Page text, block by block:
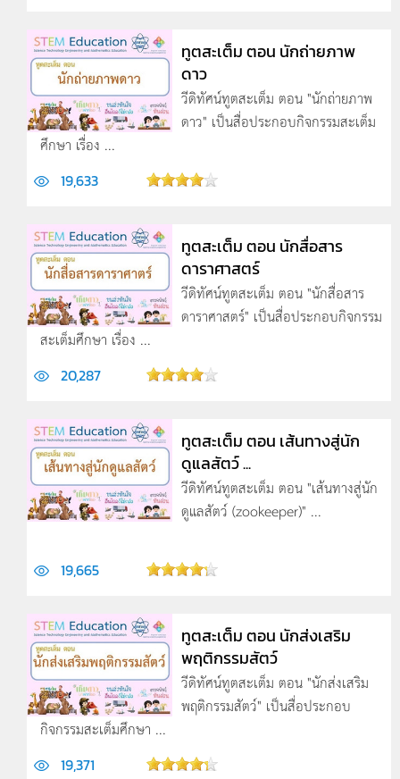
ทูตสะเต็ม ตอน นักถ่ายภาพ
ดาว
วีดิทัศน์ทูตสะเต็ม ตอน "นักถ่ายภาพ
ดาว" เป็นสื่อประกอบกิจกรรมสะเต็ม
ศึกษา เรื่อง ...
19,633
ทูตสะเต็ม ตอน นักสื่อสาร
ดาราศาสตร์
วีดิทัศน์ทูตสะเต็ม ตอน "นักสื่อสาร
ดาราศาสตร์" เป็นสื่อประกอบกิจกรรม
สะเต็มศึกษา เรื่อง ...
20,287
ทูตสะเต็ม ตอน เส้นทางสู่นัก
ดูแลสัตว์ ...
วีดิทัศน์ทูตสะเต็ม ตอน "เส้นทางสู่นัก
ดูแลสัตว์ (zookeeper)" ...
19,665
ทูตสะเต็ม ตอน นักส่งเสริม
พฤติกรรมสัตว์
วีดิทัศน์ทูตสะเต็ม ตอน "นักส่งเสริม
พฤติกรรมสัตว์" เป็นสื่อประกอบ
กิจกรรมสะเต็มศึกษา ...
19,371